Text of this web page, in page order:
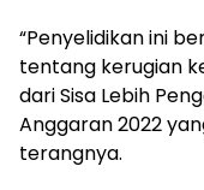
“Penyelidikan ini
tentang kerugian
dari Sisa Lebih
Anggaran 2022
terangnya.